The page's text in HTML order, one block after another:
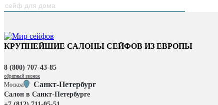
КРУПНЕЙШИЕ САЛОНЫ СЕЙФОВ ИЗ ЕВРОПЫ
8 (800) 707-43-85
обратный звонок
Москва Санкт-Петербург
Салон в Санкт-Петербурге